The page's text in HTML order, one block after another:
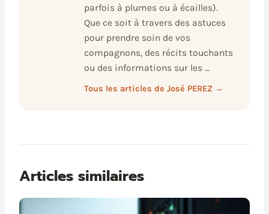
parfois à plumes ou à écailles).
Que ce soit à travers des astuces
pour prendre soin de vos
compagnons, des récits touchants
ou des informations sur les …
Tous les articles de José PEREZ →
Articles similaires